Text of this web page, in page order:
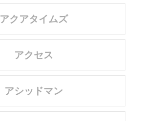
アクアタイムズ
アクセス
アシッドマン